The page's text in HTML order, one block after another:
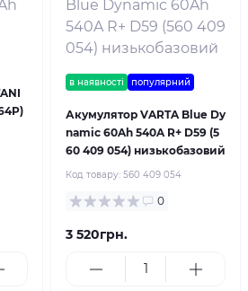
в наявності популярний
Акумулятор VARTA Blue Dy
namic 60Ah 540A R+ D59 (5
60 409 054) низькобазовий
Код товару: 560 409 054
0
3 520грн.